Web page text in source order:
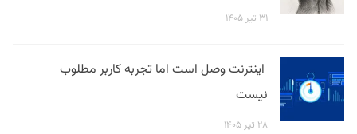
۳۱ تیر ۱۴۰۵
اینترنت وصل است اما تجربه کاربر مطلوب
نیست
۲۸ تیر ۱۴۰۵